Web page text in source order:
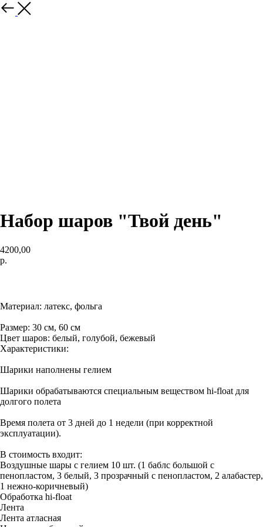
Назад
Набор шаров "Твой день"
4200,00
р.
Материал: латекс, фольга
Размер: 30 см, 60 см
Цвет шаров: белый, голубой, бежевый
Характеристики:
Шарики наполнены гелием
Шарики обрабатываются специальным веществом hi-float для
долгого полета
Время полета от 3 дней до 1 недели (при корректной
эксплуатации).
В стоимость входит:
Воздушные шары с гелием 10 шт. (1 баблс большой с
пенопластом, 3 белый, 3 прозрачный с пенопластом, 2 алабастер,
1 нежно-коричневый)
Обработка hi-float
Лента
Лента атласная